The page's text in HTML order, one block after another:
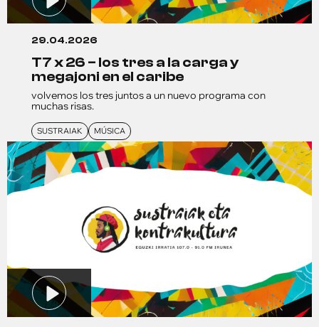
29.04.2026
t7 x 26 – los tres a la carga y
megajoni en el caribe
volvemos los tres juntos a un nuevo programa con
muchas risas.
SUSTRAIAK MÚSICA